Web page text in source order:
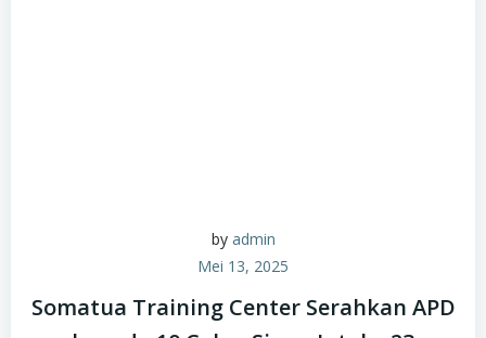
by admin
Mei 13, 2025
Somatua Training Center Serahkan APD